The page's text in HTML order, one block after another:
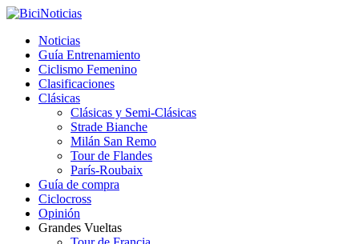
Noticias
Guía Entrenamiento
Ciclismo Femenino
Clasificaciones
Clásicas
Clásicas y Semi-Clásicas
Strade Bianche
Milán San Remo
Tour de Flandes
París-Roubaix
Guía de compra
Ciclocross
Opinión
Grandes Vueltas